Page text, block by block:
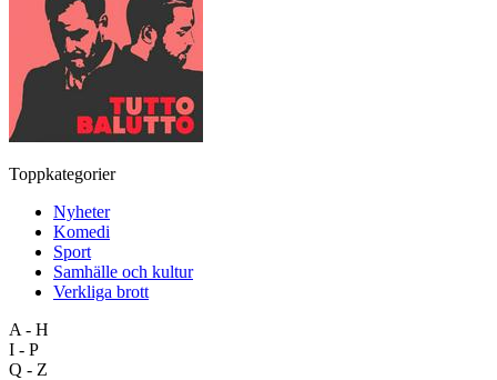
Toppkategorier
Nyheter
Komedi
Sport
Samhälle och kultur
Verkliga brott
A - H
I - P
Q - Z